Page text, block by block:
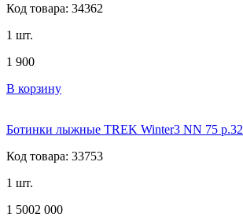
Код товара: 34362
1 шт.
1 900
В корзину
Ботинки лыжные TREK Winter3 NN 75 р.32
Код товара: 33753
1 шт.
1 5002 000